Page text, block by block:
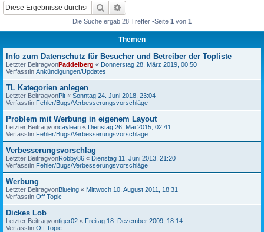
Suche
Die Suche ergab 28 Treffer •Seite 1 von 1
Themen
Info zum Datenschutz für Besucher und Betreiber der Topliste
Letzter BeitragvonPaddelberg « Donnerstag 28. März 2019, 00:50
Verfasstin Ankündigungen/Updates
TL Kategorien anlegen
Letzter BeitragvonPit « Sonntag 24. Juni 2018, 23:04
Verfasstin Fehler/Bugs/Verbesserungsvorschläge
Problem mit Werbung in eigenem Layout
Letzter Beitragvoncaylean « Dienstag 26. Mai 2015, 02:41
Verfasstin Fehler/Bugs/Verbesserungsvorschläge
Verbesserungsvorschlag
Letzter BeitragvonRobby86 « Dienstag 11. Juni 2013, 21:20
Verfasstin Fehler/Bugs/Verbesserungsvorschläge
Werbung
Letzter BeitragvonBlueing « Mittwoch 10. August 2011, 18:31
Verfasstin Off Topic
Dickes Lob
Letzter Beitragvontiger02 « Freitag 18. Dezember 2009, 18:14
Verfasstin Off Topic